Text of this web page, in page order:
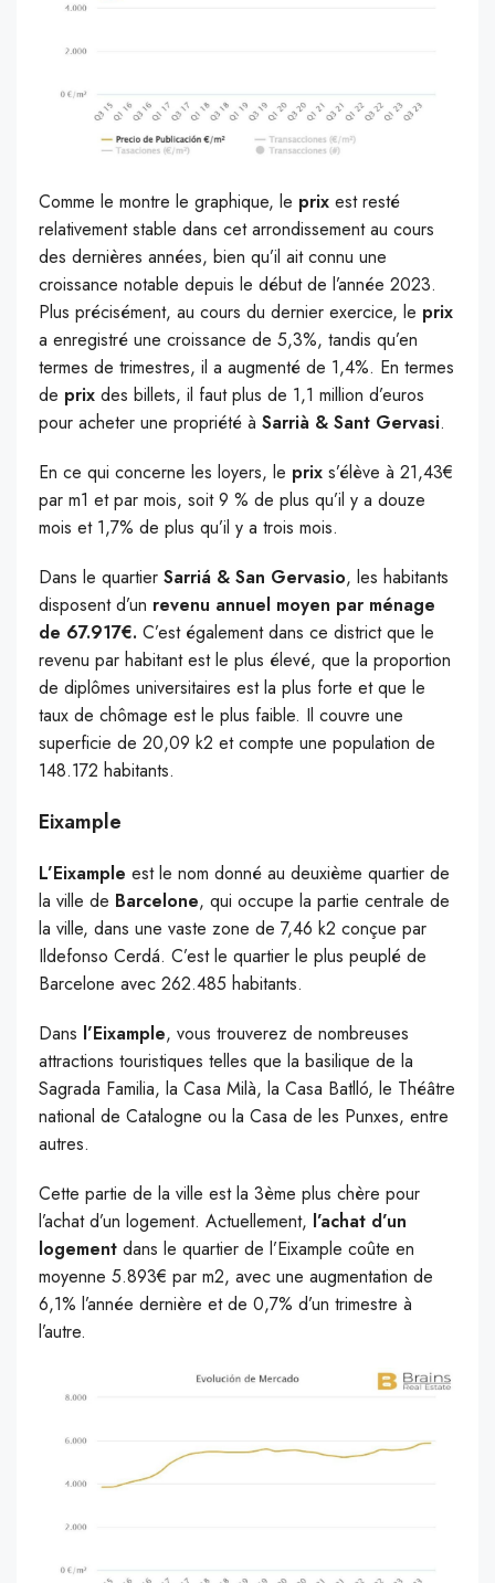
Comme le montre le graphique, le prix est resté
relativement stable dans cet arrondissement au cours
des dernières années, bien qu’il ait connu une
croissance notable depuis le début de l’année 2023.
Plus précisément, au cours du dernier exercice, le prix
a enregistré une croissance de 5,3%, tandis qu’en
termes de trimestres, il a augmenté de 1,4%. En termes
de prix des billets, il faut plus de 1,1 million d’euros
pour acheter une propriété à Sarrià & Sant Gervasi.
En ce qui concerne les loyers, le prix s’élève à 21,43€
par m1 et par mois, soit 9 % de plus qu’il y a douze
mois et 1,7% de plus qu’il y a trois mois.
Dans le quartier Sarriá & San Gervasio, les habitants
disposent d’un revenu annuel moyen par ménage
de 67.917€. C’est également dans ce district que le
revenu par habitant est le plus élevé, que la proportion
de diplômes universitaires est la plus forte et que le
taux de chômage est le plus faible. Il couvre une
superficie de 20,09 k2 et compte une population de
148.172 habitants.
Eixample
L’Eixample est le nom donné au deuxième quartier de
la ville de Barcelone, qui occupe la partie centrale de
la ville, dans une vaste zone de 7,46 k2 conçue par
Ildefonso Cerdá. C’est le quartier le plus peuplé de
Barcelone avec 262.485 habitants.
Dans l’Eixample, vous trouverez de nombreuses
attractions touristiques telles que la basilique de la
Sagrada Familia, la Casa Milà, la Casa Batlló, le Théâtre
national de Catalogne ou la Casa de les Punxes, entre
autres.
Cette partie de la ville est la 3ème plus chère pour
l’achat d’un logement. Actuellement, l’achat d’un
logement dans le quartier de l’Eixample coûte en
moyenne 5.893€ par m2, avec une augmentation de
6,1% l’année dernière et de 0,7% d’un trimestre à
l’autre.